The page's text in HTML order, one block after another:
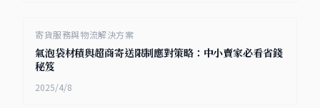
寄貨服務與物流解決方案
氣泡袋材積與超商寄送限制應對策略：中小賣家必看省錢
秘笈
2025/4/8